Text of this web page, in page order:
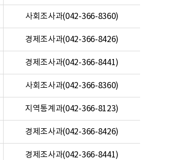
사회조사과(042-366-8360)
경제조사과(042-366-8426)
경제조사과(042-366-8441)
사회조사과(042-366-8360)
지역통계과(042-366-8123)
경제조사과(042-366-8426)
경제조사과(042-366-8441)